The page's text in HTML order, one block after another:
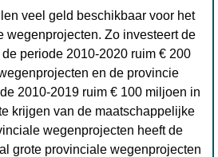
veel geld beschikbaar voor het
wegenprojecten. Zo investeert de
periode 2010-2020 ruim € 200
en de provincie
2010-2019 ruim € 100 miljoen in
krijgen van de maatschappelijke
wegenprojecten heeft de
grote provinciale wegenprojecten